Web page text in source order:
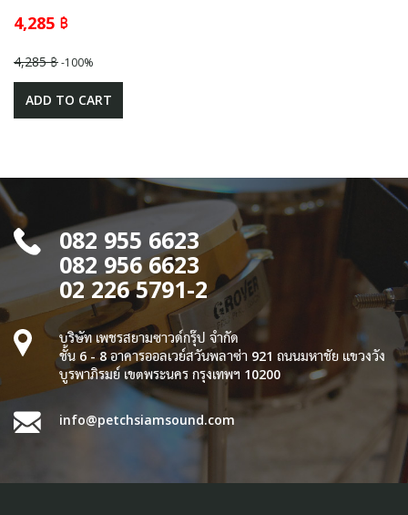
4,285 ฿
4,285 ฿-100%
ADD TO CART
082 955 6623
082 956 6623
02 226 5791-2
บริษัท เพชรสยามซาวด์กรุ๊ป จำกัด
ชั้น 6 - 8 อาคารออลเวย์สวันพลาซ่า 921 ถนนมหาชัย แขวงวัง
บูรพาภิรมย์ เขตพระนคร กรุงเทพฯ 10200
info@petchsiamsound.com